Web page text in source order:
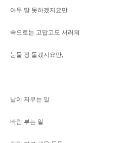
아무 말 못하겠지요만
속으로는 고맙고도 서러워
눈물 핑 돌겠지요만,
날이 저무는 일
바람 부는 일